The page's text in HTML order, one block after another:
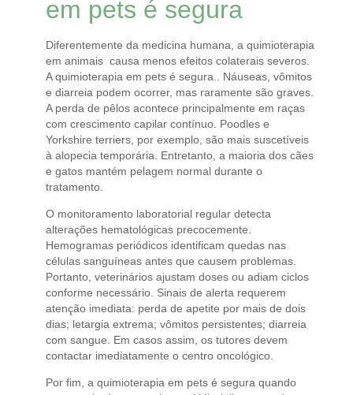
em pets é segura
Diferentemente da medicina humana, a quimioterapia
em animais causa menos efeitos colaterais severos.
A quimioterapia em pets é segura.. Náuseas, vômitos
e diarreia podem ocorrer, mas raramente são graves.
A perda de pêlos acontece principalmente em raças
com crescimento capilar contínuo. Poodles e
Yorkshire terriers, por exemplo, são mais suscetíveis
à alopecia temporária. Entretanto, a maioria dos cães
e gatos mantém pelagem normal durante o
tratamento.
O monitoramento laboratorial regular detecta
alterações hematológicas precocemente.
Hemogramas periódicos identificam quedas nas
células sanguíneas antes que causem problemas.
Portanto, veterinários ajustam doses ou adiam ciclos
conforme necessário. Sinais de alerta requerem
atenção imediata: perda de apetite por mais de dois
dias; letargia extrema; vômitos persistentes; diarreia
com sangue. Em casos assim, os tutores devem
contactar imediatamente o centro oncológico.
Por fim, a quimioterapia em pets é segura quando